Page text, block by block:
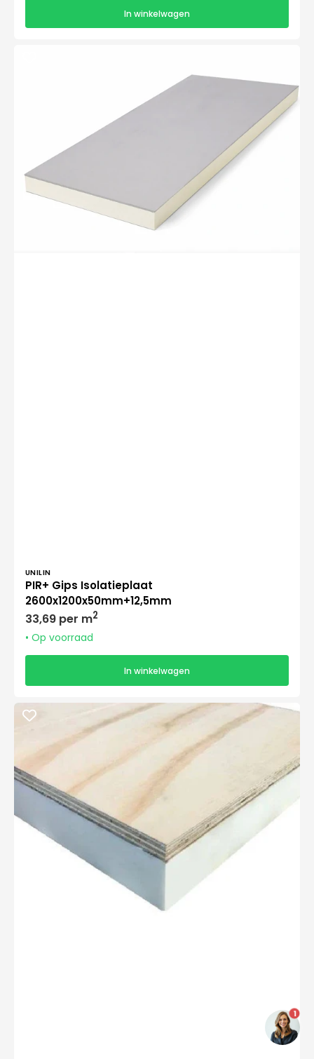
In winkelwagen
2600x1200x50mm+12,5mm
UNILIN
PIR+ Gips Isolatieplaat
2600x1200x50mm+12,5mm
Normale
prijs
33,69 per m2
• Op voorraad
In winkelwagen
PIR+
Underlayment
2400x600x50mm+18mm
1